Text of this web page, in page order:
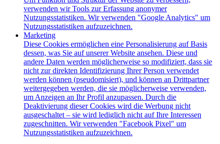
verwenden wir Tools zur Erfassung anonymer
Nutzungsstatistiken. Wir verwenden "Google Analytics" um
Nutzungsstatistiken aufzuzeichnen.
Marketing
Diese Cookies ermöglichen eine Personalisierung auf Basis
dessen, was Sie auf unserer Website ansehen. Diese und
andere Daten werden möglicherweise so modifiziert, dass sie
nicht zur direkten Identifizierung Ihrer Person verwendet
werden können (pseudomisiert), und können an Drittpartner
weitergegeben werden, die sie möglicherweise verwenden,
um Anzeigen an Ihr Profil anzupassen. Durch die
Deaktivierung dieser Cookies wird die Werbung nicht
ausgeschaltet – sie wird lediglich nicht auf Ihre Interessen
zugeschnitten. Wir verwenden "Facebook Pixel" um
Nutzungsstatistiken aufzuzeichnen.